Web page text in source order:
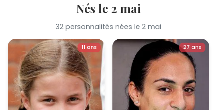
Nés le 2 mai
32 personnalités nées le 2 mai
11 ans 27 ans